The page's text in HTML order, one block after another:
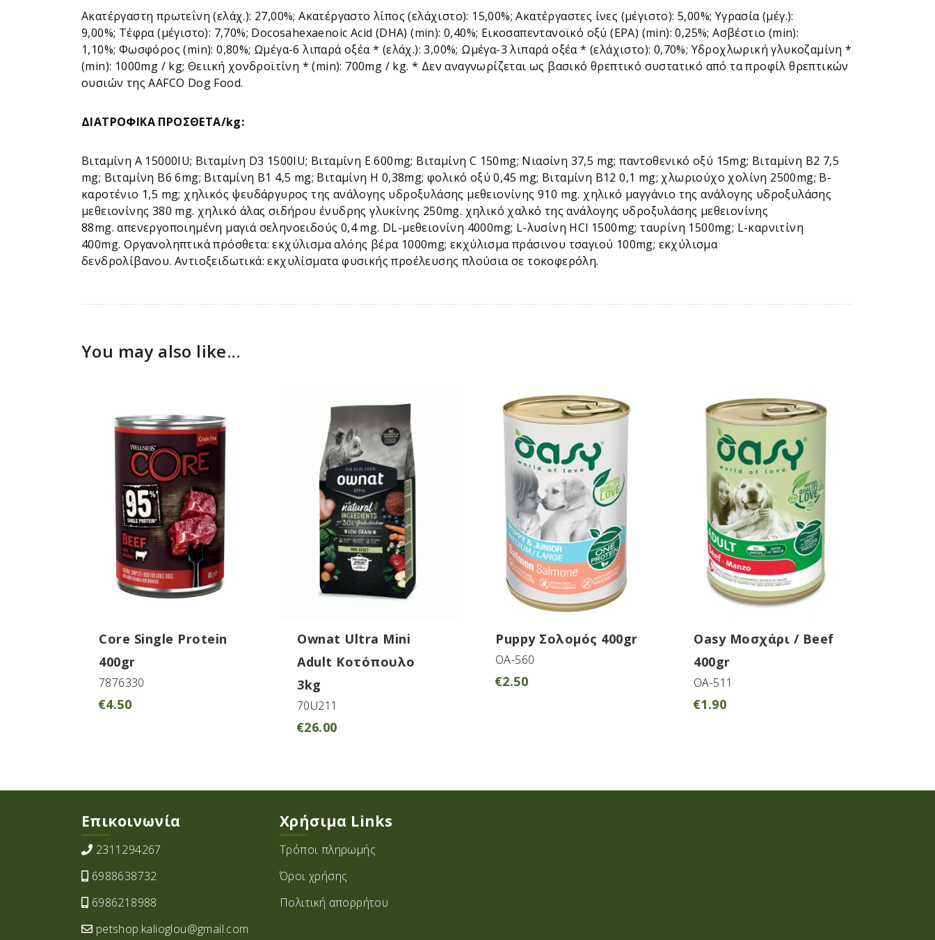
Ακατέργαστη πρωτεΐνη (ελάχ.): 27,00%; Ακατέργαστο λίπος (ελάχιστο): 15,00%; Ακατέργαστες ίνες (μέγιστο): 5,00%; Υγρασία (μέγ.):
9,00%; Τέφρα (μέγιστο): 7,70%; Docosahexaenoic Acid (DHA) (min): 0,40%; Εικοσαπεντανοϊκό οξύ (EPA) (min): 0,25%; Ασβέστιο (min):
1,10%; Φωσφόρος (min): 0,80%; Ωμέγα-6 λιπαρά οξέα * (ελάχ.): 3,00%; Ωμέγα-3 λιπαρά οξέα * (ελάχιστο): 0,70%; Υδροχλωρική γλυκοζαμίνη *
(min): 1000mg / kg; Θειική χονδροϊτίνη * (min): 700mg / kg. * Δεν αναγνωρίζεται ως βασικό θρεπτικό συστατικό από τα προφίλ θρεπτικών
ουσιών της AAFCO Dog Food.
ΔΙΑΤΡΟΦΙΚΑ ΠΡΟΣΘΕΤΑ/kg:
Βιταμίνη Α 15000IU; Βιταμίνη D3 1500IU; Βιταμίνη Ε 600mg; Βιταμίνη C 150mg; Νιασίνη 37,5 mg; παντοθενικό οξύ 15mg; Βιταμίνη Β2 7,5
mg; Βιταμίνη Β6 6mg; Βιταμίνη Β1 4,5 mg; Βιταμίνη Η 0,38mg; φολικό οξύ 0,45 mg; Βιταμίνη Β12 0,1 mg; χλωριούχο χολίνη 2500mg; Β-
καροτένιο 1,5 mg; χηλικός ψευδάργυρος της ανάλογης υδροξυλάσης μεθειονίνης 910 mg. χηλικό μαγγάνιο της ανάλογης υδροξυλάσης
μεθειονίνης 380 mg. χηλικό άλας σιδήρου ένυδρης γλυκίνης 250mg. χηλικό χαλκό της ανάλογης υδροξυλάσης μεθειονίνης
88mg. απενεργοποιημένη μαγιά σεληνοειδούς 0,4 mg. DL-μεθειονίνη 4000mg; L-λυσίνη HCl 1500mg; ταυρίνη 1500mg; L-καρνιτίνη
400mg. Οργανοληπτικά πρόσθετα: εκχύλισμα αλόης βέρα 1000mg; εκχύλισμα πράσινου τσαγιού 100mg; εκχύλισμα
δενδρολίβανου. Αντιοξειδωτικά: εκχυλίσματα φυσικής προέλευσης πλούσια σε τοκοφερόλη.
You may also like...
Core Single Protein
400gr
7876330
€4.50
Ownat Ultra Mini
Adult Κοτόπουλο
3kg
70U211
€26.00
Puppy Σολομός 400gr
OA-560
€2.50
Oasy Μοσχάρι / Beef
400gr
OA-511
€1.90
Επικοινωνία
2311294267
6988638732
6986218988
petshop.kalioglou@gmail.com
Χρήσιμα Links
Τρόποι πληρωμής
Όροι χρήσης
Πολιτική απορρήτου